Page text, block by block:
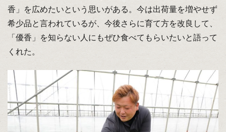
香」を広めたいという思いがある。今は出荷量を増やせず
希少品と言われているが、今後さらに育て方を改良して、
「優香」を知らない人にもぜひ食べてもらいたいと語って
くれた。